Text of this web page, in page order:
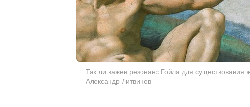
Так ли важен резонанс Гойла для существования
Александр Литвинов